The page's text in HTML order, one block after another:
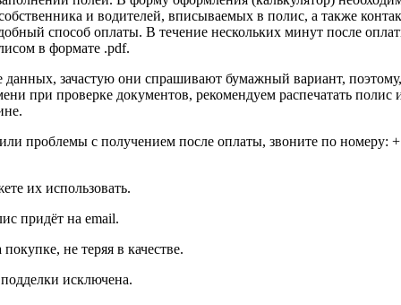
и водителей, вписываемых в полис, а также
способ оплаты. В течение нескольких минут после
в формате .pdf.
зачастую они спрашивают бумажный вариант, поэтому,
при проверке документов, рекомендуем распечатать полис
проблемы с получением после оплаты, звоните по номеру:
их использовать.
придёт на email.
не теряя в качестве.
исключена.